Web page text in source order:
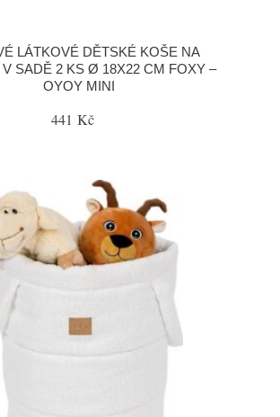
LÁTKOVÉ DĚTSKÉ KOŠE NA
SADĚ 2 KS Ø 18X22 CM FOXY –
OYOY MINI
441 Kč